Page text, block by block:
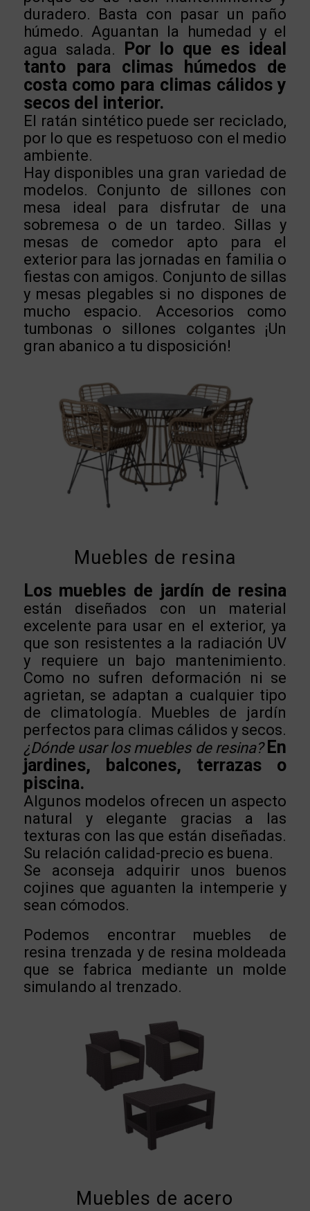
duradero. Basta con pasar un paño
húmedo. Aguantan la humedad y el
agua salada.
Por lo que es ideal
tanto para climas húmedos de
costa como para climas cálidos y
secos del interior.
El ratán sintético puede ser reciclado,
por lo que es respetuoso con el medio
ambiente.
Hay disponibles una gran variedad de
modelos. Conjunto de sillones con
mesa ideal para disfrutar de una
sobremesa o de un tardeo. Sillas y
mesas de comedor apto para el
exterior para las jornadas en familia o
fiestas con amigos. Conjunto de sillas
y mesas plegables si no dispones de
mucho espacio. Accesorios como
tumbonas o sillones colgantes ¡Un
gran abanico a tu disposición!
Muebles de resina
Los muebles de jardín de resina
están diseñados con un material
excelente para usar en el exterior, ya
que son resistentes a la radiación UV
y requiere un bajo mantenimiento.
Como no sufren deformación ni se
agrietan, se adaptan a cualquier tipo
de climatología. Muebles de jardín
perfectos para climas cálidos y secos.
¿Dónde usar los muebles de resina? En
jardines, balcones, terrazas o
piscina.
Algunos modelos ofrecen un aspecto
natural y elegante gracias a las
texturas con las que están diseñadas.
Su relación calidad-precio es buena.
Se aconseja adquirir unos buenos
cojines que aguanten la intemperie y
sean cómodos.
Podemos encontrar muebles de
resina trenzada y de resina moldeada
que se fabrica mediante un molde
simulando al trenzado.
Muebles de acero